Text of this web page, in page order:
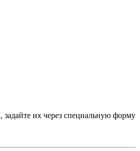
задайте их через специальную форму